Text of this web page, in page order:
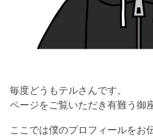
毎度どうもテルさんです。
ページをご覧いただき有難う御
ここでは僕のプロフィールをお